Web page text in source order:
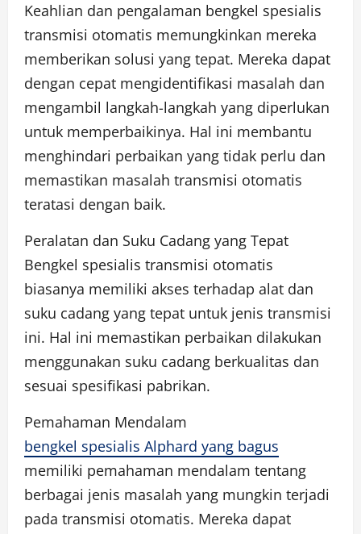
Keahlian dan pengalaman bengkel spesialis
transmisi otomatis memungkinkan mereka
memberikan solusi yang tepat. Mereka dapat
dengan cepat mengidentifikasi masalah dan
mengambil langkah-langkah yang diperlukan
untuk memperbaikinya. Hal ini membantu
menghindari perbaikan yang tidak perlu dan
memastikan masalah transmisi otomatis
teratasi dengan baik.
Peralatan dan Suku Cadang yang Tepat
Bengkel spesialis transmisi otomatis
biasanya memiliki akses terhadap alat dan
suku cadang yang tepat untuk jenis transmisi
ini. Hal ini memastikan perbaikan dilakukan
menggunakan suku cadang berkualitas dan
sesuai spesifikasi pabrikan.
Pemahaman Mendalam
bengkel spesialis Alphard yang bagus
memiliki pemahaman mendalam tentang
berbagai jenis masalah yang mungkin terjadi
pada transmisi otomatis. Mereka dapat